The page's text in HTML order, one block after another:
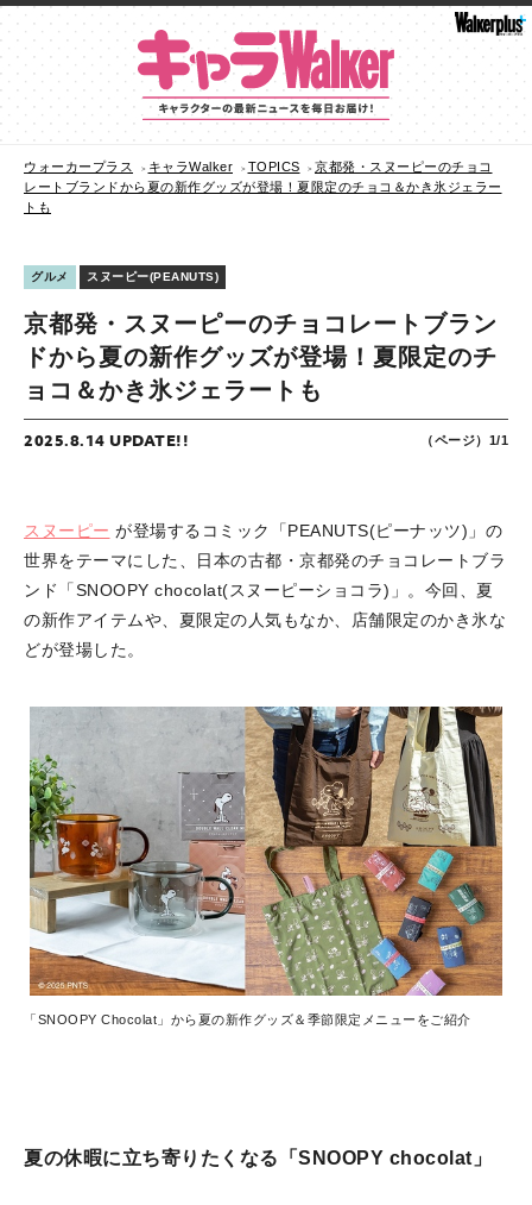
ウォーカープラス キャラWalker TOPICS
京都発・スヌーピーのチョコ
レートブランドから夏の新作グッズが登場！夏限定のチョコ＆かき氷ジェラー
トも
グルメ スヌーピー(PEANUTS)
京都発・スヌーピーのチョコレートブラン
ドから夏の新作グッズが登場！夏限定のチ
ョコ＆かき氷ジェラートも
2025.8.14 UPDATE!! （ページ）1/1
スヌーピー が登場するコミック「PEANUTS(ピーナッツ)」の
世界をテーマにした、日本の古都・京都発のチョコレートブラ
ンド「SNOOPY chocolat(スヌーピーショコラ)」。今回、夏
の新作アイテムや、夏限定の人気もなか、店舗限定のかき氷な
どが登場した。
「SNOOPY Chocolat」から夏の新作グッズ＆季節限定メニューをご紹介
夏の休暇に立ち寄りたくなる「SNOOPY chocolat」